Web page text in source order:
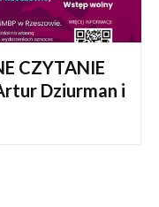
CZYTANIE
Dziurman i